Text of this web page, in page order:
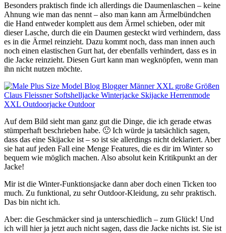
Besonders praktisch finde ich allerdings die Daumenlaschen – keine
Ahnung wie man das nennt – also man kann am Ärmelbündchen
die Hand entweder komplett aus dem Ärmel schieben, oder mit
dieser Lasche, durch die ein Daumen gesteckt wird verhindern, dass
es in die Ärmel reinzieht. Dazu kommt noch, dass man innen auch
noch einen elastischen Gurt hat, der ebenfalls verhindert, dass es in
die Jacke reinzieht. Diesen Gurt kann man wegknöpfen, wenn man
ihn nicht nutzen möchte.
Auf dem Bild sieht man ganz gut die Dinge, die ich gerade etwas
stümperhaft beschrieben habe. 🙂 Ich würde ja tatsächlich sagen,
dass das eine Skijacke ist – so ist sie allerdings nicht deklariert. Aber
sie hat auf jeden Fall eine Menge Features, die es dir im Winter so
bequem wie möglich machen. Also absolut kein Kritikpunkt an der
Jacke!
Mir ist die Winter-Funktionsjacke dann aber doch einen Ticken too
much. Zu funktional, zu sehr Outdoor-Kleidung, zu sehr praktisch.
Das bin nicht ich.
Aber: die Geschmäcker sind ja unterschiedlich – zum Glück! Und
ich will hier ja jetzt auch nicht sagen, dass die Jacke nichts ist. Sie ist